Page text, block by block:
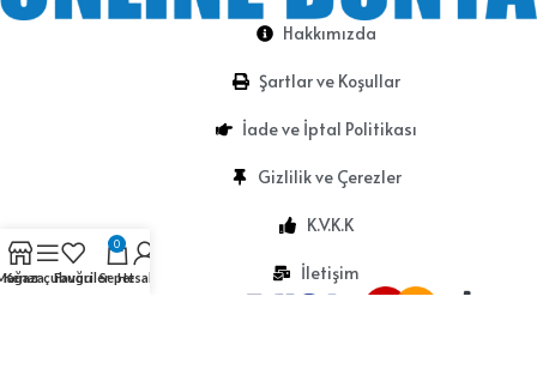
Hakkımızda
Şartlar ve Koşullar
İade ve İptal Politikası
Gizlilik ve Çerezler
K.V.K.K
İletişim
Kenar çubuğu
Favoriler
0
SepetHesabım